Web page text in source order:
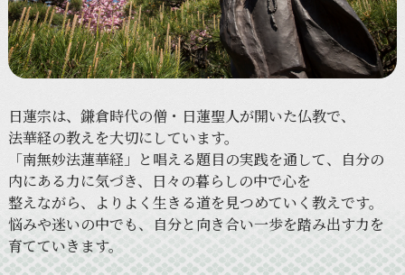
日蓮宗は、 鎌倉時代の僧・日蓮聖人が開いた仏教で、
法華経の教えを大切にしています。
「南無妙法蓮華経」と唱える題目の実践を通して、
自分の
内にある力に気づき、 日々の暮らしの中で心を
整えながら、
より よく 生きる道を見つめていく 教えです。
悩みや迷いの中でも、 自分と向き合い一歩を踏み出す力を
育てていきます。